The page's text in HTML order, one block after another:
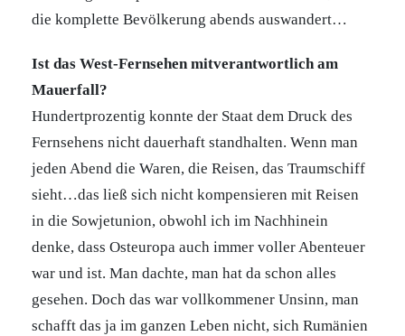
die komplette Bevölkerung abends auswandert…
Ist das West-Fernsehen mitverantwortlich am
Mauerfall?
Hundertprozentig konnte der Staat dem Druck des
Fernsehens nicht dauerhaft standhalten. Wenn man
jeden Abend die Waren, die Reisen, das Traumschiff
sieht…das ließ sich nicht kompensieren mit Reisen
in die Sowjetunion, obwohl ich im Nachhinein
denke, dass Osteuropa auch immer voller Abenteuer
war und ist. Man dachte, man hat da schon alles
gesehen. Doch das war vollkommener Unsinn, man
schafft das ja im ganzen Leben nicht, sich Rumänien